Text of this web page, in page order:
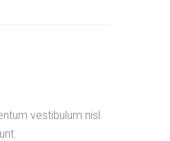
vestibulum nisl